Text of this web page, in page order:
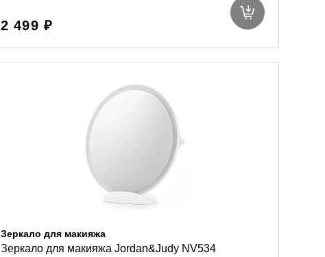
2 499 ₽
Зеркало для макияжа
Зеркало для макияжа Jordan&Judy NV534